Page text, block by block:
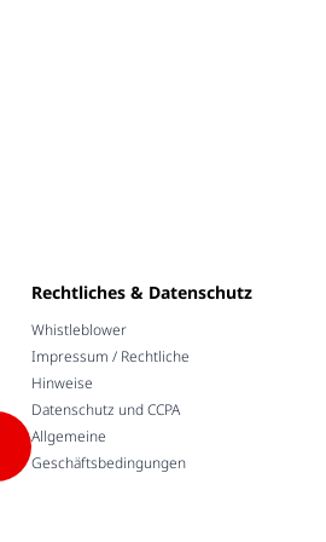
Rechtliches & Datenschutz
Whistleblower
Impressum / Rechtliche
Hinweise
Datenschutz und CCPA
Allgemeine
Geschäftsbedingungen